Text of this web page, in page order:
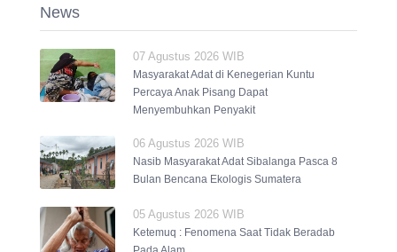
News
07 Agustus 2026 WIB
Masyarakat Adat di Kenegerian Kuntu
Percaya Anak Pisang Dapat
Menyembuhkan Penyakit
06 Agustus 2026 WIB
Nasib Masyarakat Adat Sibalanga Pasca 8
Bulan Bencana Ekologis Sumatera
05 Agustus 2026 WIB
Ketemuq : Fenomena Saat Tidak Beradab